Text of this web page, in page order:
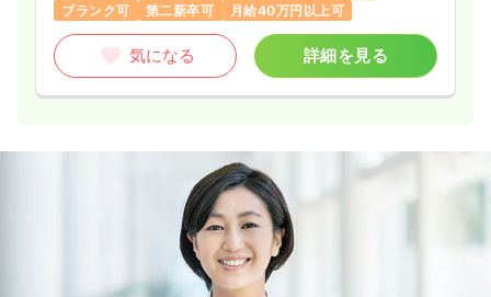
ブランク可
第二新卒可 月給40万円以上可
気になる 詳細を見る